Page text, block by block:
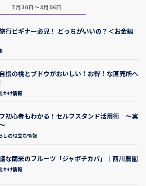
7月30日～8月06日
行ビギナー必見！ どっちがいいの？＜お金編
慢の桃とブドウがおいしい！お得！な直売所へ
かけ情報
初心者もわかる！セルフスタンド活用術 ～実
しの役立ち情報
な南米のフルーツ「ジャボチカバ」｜西川農園
かけ情報